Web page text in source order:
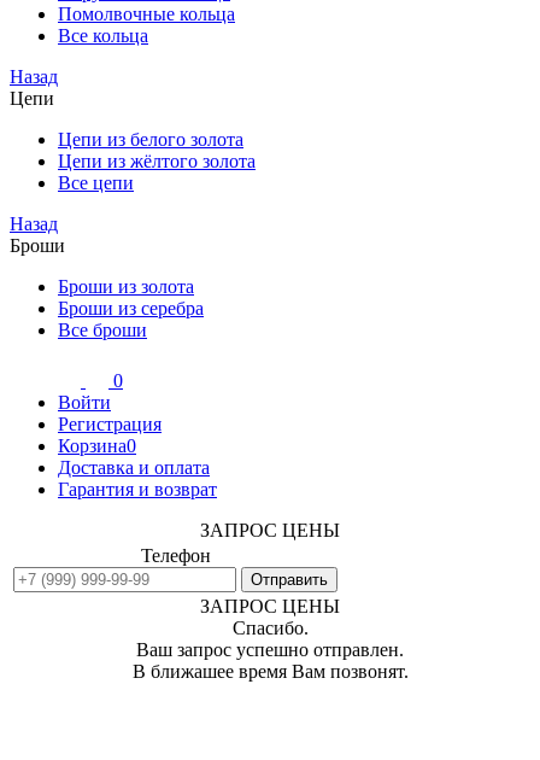
Помолвочные кольца
Все кольца
Назад
Цепи
Цепи из белого золота
Цепи из жёлтого золота
Все цепи
Назад
Броши
Броши из золота
Броши из серебра
Все броши
0
Войти
Регистрация
Корзина0
Доставка и оплата
Гарантия и возврат
ЗАПРОС ЦЕНЫ
Телефон
ЗАПРОС ЦЕНЫ
Спасибо.
Ваш запрос успешно отправлен.
В ближашее время Вам позвонят.